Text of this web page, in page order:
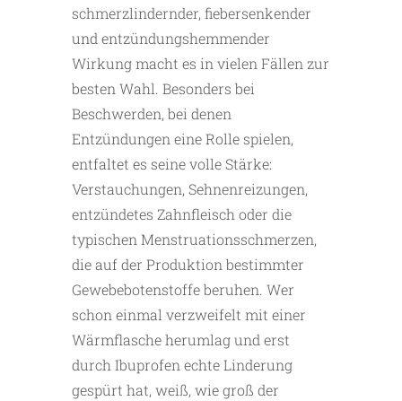
schmerzlindernder, fiebersenkender
und entzündungshemmender
Wirkung macht es in vielen Fällen zur
besten Wahl. Besonders bei
Beschwerden, bei denen
Entzündungen eine Rolle spielen,
entfaltet es seine volle Stärke:
Verstauchungen, Sehnenreizungen,
entzündetes Zahnfleisch oder die
typischen Menstruationsschmerzen,
die auf der Produktion bestimmter
Gewebebotenstoffe beruhen. Wer
schon einmal verzweifelt mit einer
Wärmflasche herumlag und erst
durch Ibuprofen echte Linderung
gespürt hat, weiß, wie groß der